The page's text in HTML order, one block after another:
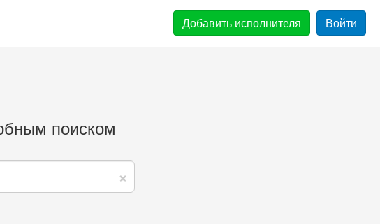
Добавить исполнителя Войти
поиском
×